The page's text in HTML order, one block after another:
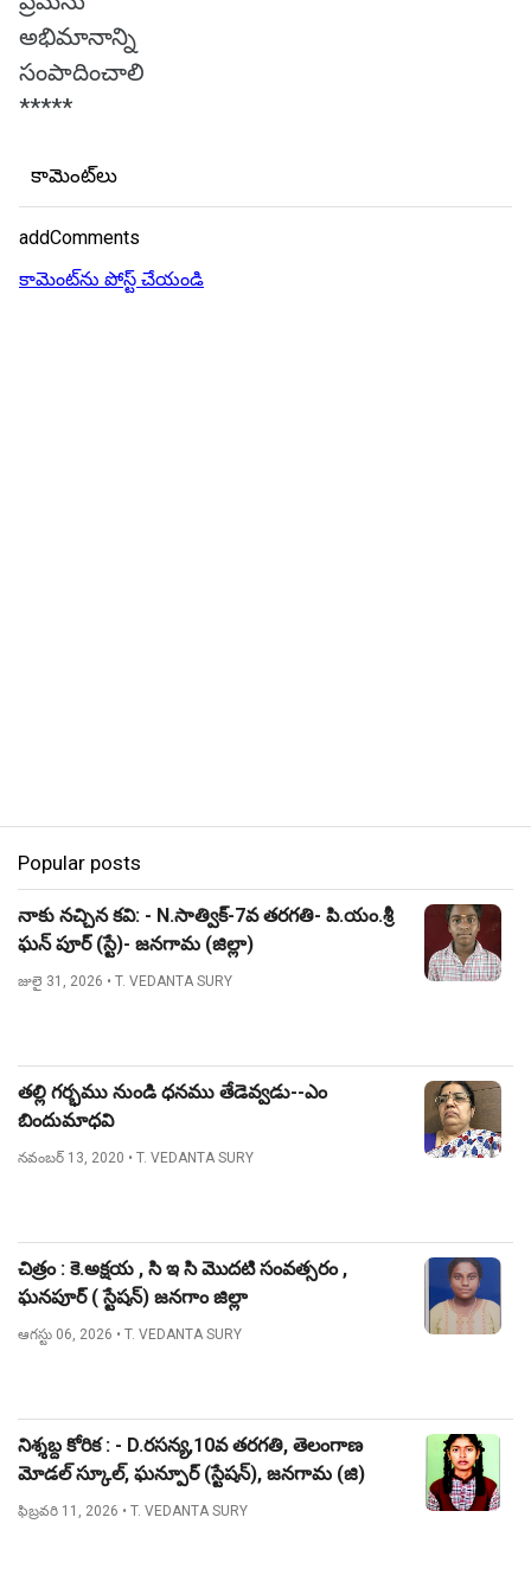
అభిమానాన్ని
సంపాదించాలి
*****
కామెంట్‌లు
addComments
కామెంట్‌ను పోస్ట్ చేయండి
Popular posts
నాకు నచ్చిన కవి: - N.సాత్విక్-7వ తరగతి- పి.యం.శ్రీ
ఘన్ పూర్ (స్టే)- జనగామ (జిల్లా)
జులై 31, 2026 • T. VEDANTA SURY
తల్లి గర్భము నుండి ధనము తేడెవ్వడు--ఎం
బిందుమాధవి
నవంబర్ 13, 2020 • T. VEDANTA SURY
చిత్రం : కె.అక్షయ , సి ఇ సి మొదటి సంవత్సరం ,
ఘనపూర్ ( స్టేషన్) జనగాం జిల్లా
ఆగస్టు 06, 2026 • T. VEDANTA SURY
నిశ్శబ్ద కోరిక : - D.రసన్య,10వ తరగతి, తెలంగాణ
మోడల్ స్కూల్, ఘన్పూర్ (స్టేషన్), జనగామ (జి)
ఫిబ్రవరి 11, 2026 • T. VEDANTA SURY